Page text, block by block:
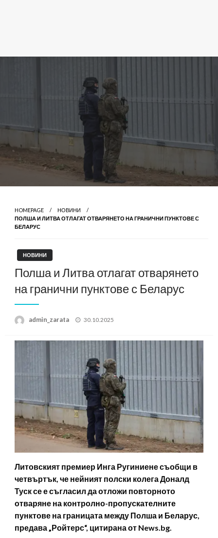
HOMEPAGE
НОВИНИ
ПОЛША И ЛИТВА ОТЛАГАТ ОТВАРЯНЕТО НА ГРАНИЧНИ ПУНКТОВЕ С
БЕЛАРУС
НОВИНИ
Полша и Литва отлагат отварянето
на гранични пунктове с Беларус
admin_zarata
Posted
30.10.2025
Литовският премиер Инга Ругиниене съобщи в
четвъртък, че нейният полски колега Доналд
Туск се е съгласил да отложи повторното
отваряне на контролно-пропускателните
пунктове на границата между Полша и Беларус,
предава „Ройтерс“, цитирана от News.bg.